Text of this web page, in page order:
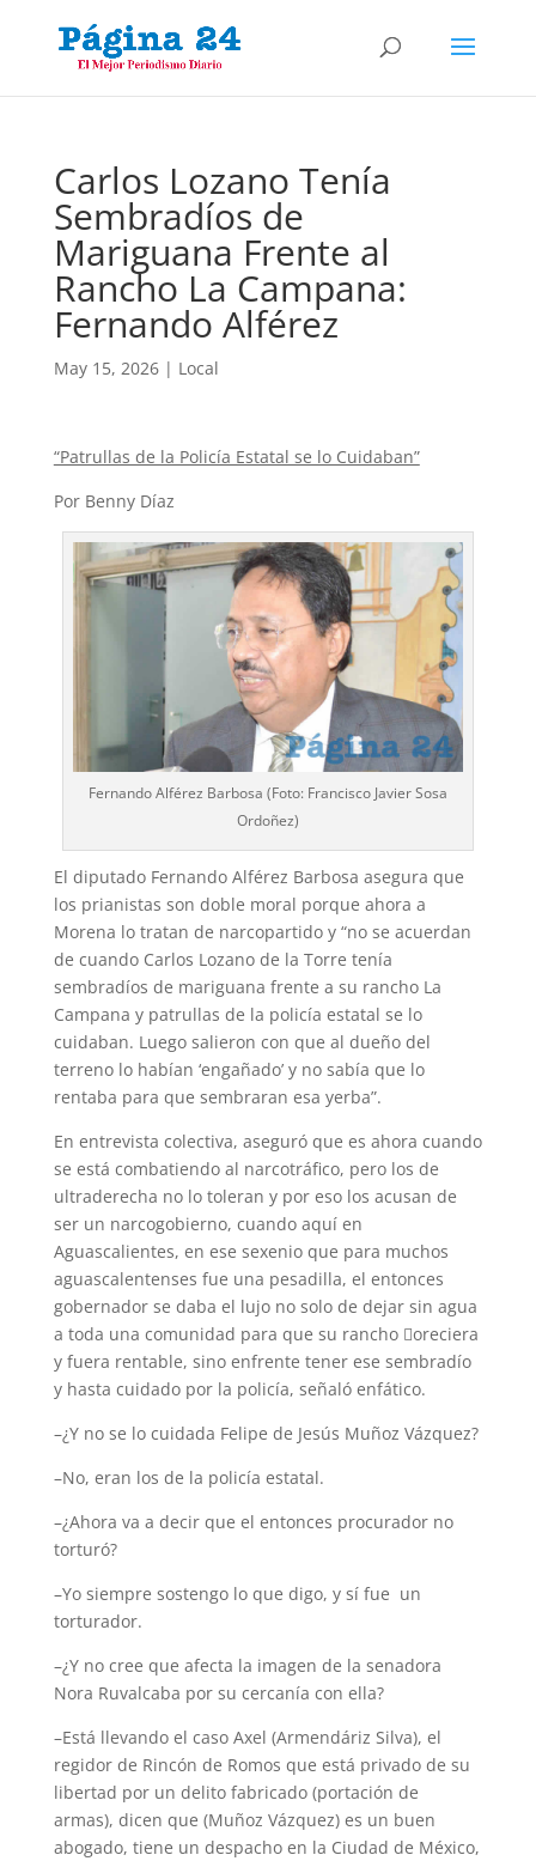
Carlos Lozano Tenía
Sembradíos de
Mariguana Frente al
Rancho La Campana:
Fernando Alférez
May 15, 2026| Local
“Patrullas de la Policía Estatal se lo Cuidaban”
Por Benny Díaz
Fernando Alférez Barbosa (Foto: Francisco Javier Sosa
Ordoñez)
El diputado Fernando Alférez Barbosa asegura que
los prianistas son doble moral porque ahora a
Morena lo tratan de narcopartido y “no se acuerdan
de cuando Carlos Lozano de la Torre tenía
sembradíos de mariguana frente a su rancho La
Campana y patrullas de la policía estatal se lo
cuidaban. Luego salieron con que al dueño del
terreno lo habían ‘engañado’ y no sabía que lo
rentaba para que sembraran esa yerba”.
En entrevista colectiva, aseguró que es ahora cuando
se está combatiendo al narcotráfico, pero los de
ultraderecha no lo toleran y por eso los acusan de
ser un narcogobierno, cuando aquí en
Aguascalientes, en ese sexenio que para muchos
aguascalentenses fue una pesadilla, el entonces
gobernador se daba el lujo no solo de dejar sin agua
a toda una comunidad para que su rancho 􀃀oreciera
y fuera rentable, sino enfrente tener ese sembradío
y hasta cuidado por la policía, señaló enfático.
–¿Y no se lo cuidada Felipe de Jesús Muñoz Vázquez?
–No, eran los de la policía estatal.
–¿Ahora va a decir que el entonces procurador no
torturó?
–Yo siempre sostengo lo que digo, y sí fue un
torturador.
–¿Y no cree que afecta la imagen de la senadora
Nora Ruvalcaba por su cercanía con ella?
–Está llevando el caso Axel (Armendáriz Silva), el
regidor de Rincón de Romos que está privado de su
libertad por un delito fabricado (portación de
armas), dicen que (Muñoz Vázquez) es un buen
abogado, tiene un despacho en la Ciudad de México,